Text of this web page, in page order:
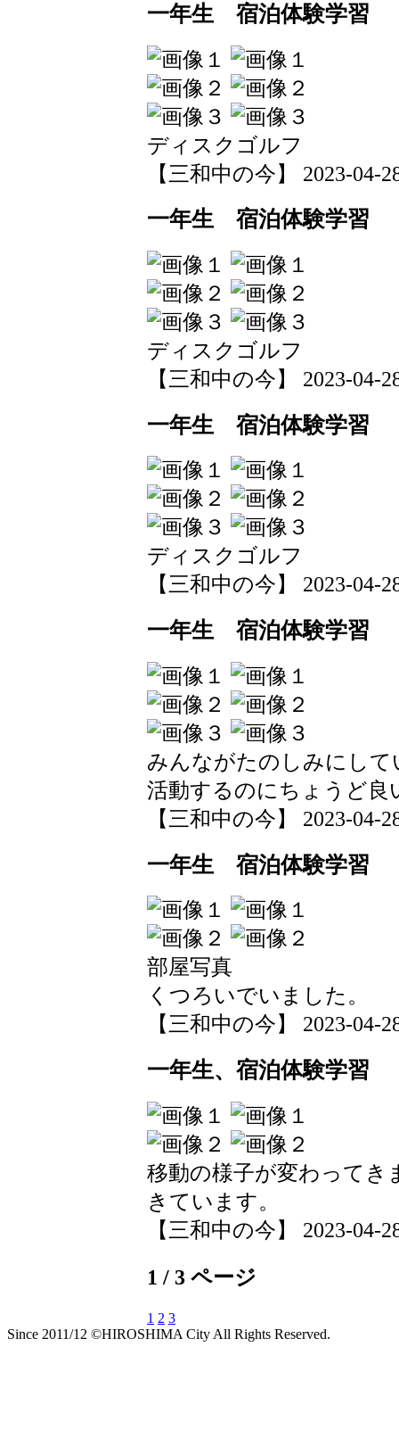
一年生 宿泊体験学習
ディスクゴルフ
【三和中の今】 2023-04-
一年生 宿泊体験学習
ディスクゴルフ
【三和中の今】 2023-04-
一年生 宿泊体験学習
ディスクゴルフ
【三和中の今】 2023-04-
一年生 宿泊体験学習
みんながたのしみにし
活動するのにちょうど良
【三和中の今】 2023-04-
一年生 宿泊体験学習
部屋写真
くつろいでいました。
【三和中の今】 2023-04-
一年生、宿泊体験学習
移動の様子が変わってき
きています。
【三和中の今】 2023-04-
1 / 3 ページ
1 2 3
Since 2011/12 ©HIROSHIMA City All Rights Reserved.